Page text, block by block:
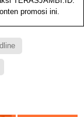
promosi ini.